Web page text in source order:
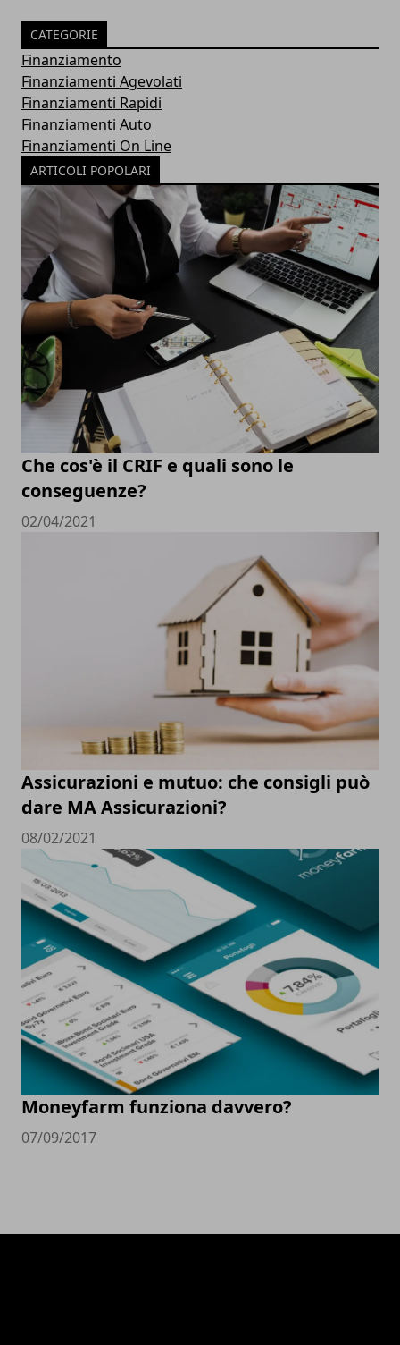
CATEGORIE
Finanziamento
Finanziamenti Agevolati
Finanziamenti Rapidi
Finanziamenti Auto
Finanziamenti On Line
ARTICOLI POPOLARI
Che cos'è il CRIF e quali sono le
conseguenze?
02/04/2021
Assicurazioni e mutuo: che consigli può
dare MA Assicurazioni?
08/02/2021
Moneyfarm funziona davvero?
07/09/2017